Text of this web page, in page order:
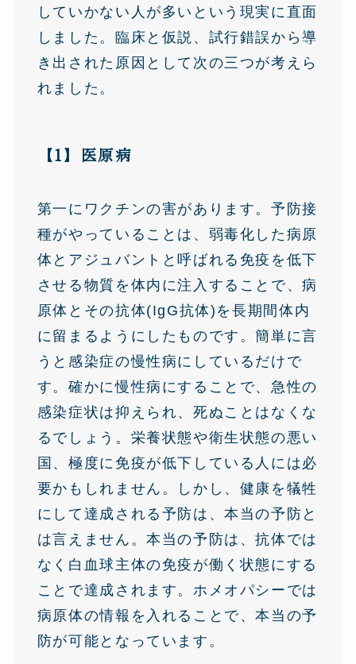
していかない人が多いという現実に直面
しました。臨床と仮説、試行錯誤から導
き出された原因として次の三つが考えら
れました。
【1】医原病
第一にワクチンの害があります。予防接
種がやっていることは、弱毒化した病原
体とアジュバントと呼ばれる免疫を低下
させる物質を体内に注入することで、病
原体とその抗体(IgG抗体)を長期間体内
に留まるようにしたものです。簡単に言
うと感染症の慢性病にしているだけで
す。確かに慢性病にすることで、急性の
感染症状は抑えられ、死ぬことはなくな
るでしょう。栄養状態や衛生状態の悪い
国、極度に免疫が低下している人には必
要かもしれません。しかし、健康を犠牲
にして達成される予防は、本当の予防と
は言えません。本当の予防は、抗体では
なく白血球主体の免疫が働く状態にする
ことで達成されます。ホメオパシーでは
病原体の情報を入れることで、本当の予
防が可能となっています。